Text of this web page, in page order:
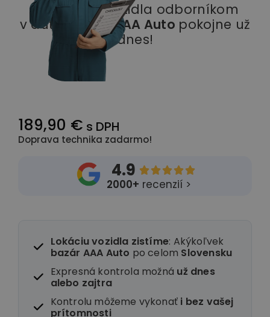
Prehliadka vozidla odborníkom
v autobazáreAAA Auto pokojne už
dnes!
189,90 € s DPH
Doprava technika zadarmo!
4.9 
2000+ recenzií >
Lokáciu vozidla zistíme: Akýkoľvek
bazár AAA Auto po celom Slovensku
Expresná kontrola možná už dnes
alebo zajtra
Kontrolu môžeme vykonať i bez vašej
prítomnosti